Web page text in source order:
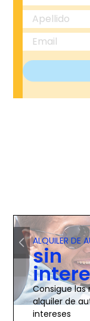
ALQUILER DE
sin
Consigue
alquiler de
intereses